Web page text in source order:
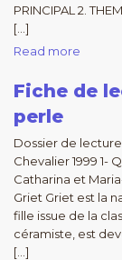
PRINCIPAL 2.
[…]
Read more
Fiche de
perle
Dossier de
Chevalier 1999 1-
Catharina et
Griet Griet est la
fille issue de la
céramiste, est
[…]